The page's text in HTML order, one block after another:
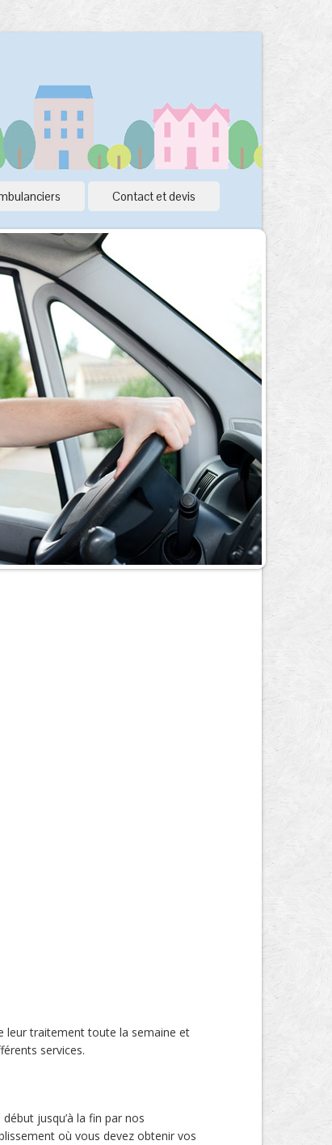
Contact et devis
leur traitement toute la semaine et
services.
jusqu’à la fin par nos
où vous devez obtenir vos